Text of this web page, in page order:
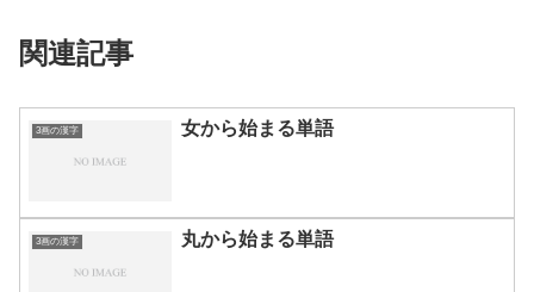
関連記事
3画の漢字 女から始まる単語
3画の漢字 丸から始まる単語